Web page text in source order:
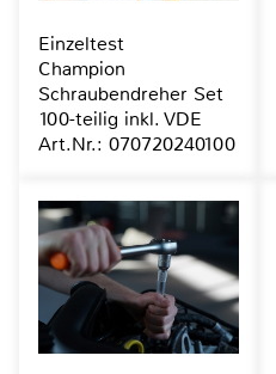
Einzeltest
Champion
Schraubendreher Set
100-teilig inkl. VDE
Art.Nr.: 070720240100